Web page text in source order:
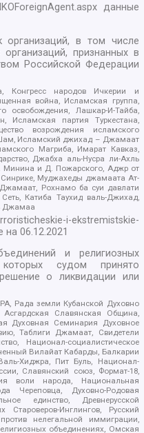
данные
в том числе
признанных в
Российской Федерации
Конгресс народов Ичкерии и
война, Исламская группа,
освобождения, Лашкар-И-Тайба,
Исламская партия Туркестана,
возрождения исламского
Исламский джихад – Джамаат
Магриба, Имарат Кавказ,
Джабха аль-Нусра ли-Ахль
и Д. Пожарского, Аджр от
Муджахеды джамаата Ат-
Рохнамо ба суи давлати
Катиба Таухид валь-Джихад,
Джамаа
i-ekstremistskie-
на06.12.2021
и религиозных
судом принято
о ликвидации или
Рада земли Кубанской Духовно
Славянская Община,
Духовная Семинария Духовное
Таблиги Джамаат, Свидетели
Национал-социалистическое
Вилайат Кабарды, Балкарии
Хиджра, Пит Буль, Национал-
Славянский союз, Формат-18,
воли народа, Национальная
Череповца, Духовно-Родовая
единство, Древнерусской
Староверов-Инглингов, Русский
нелегальной иммиграции,
объединениях, Омская